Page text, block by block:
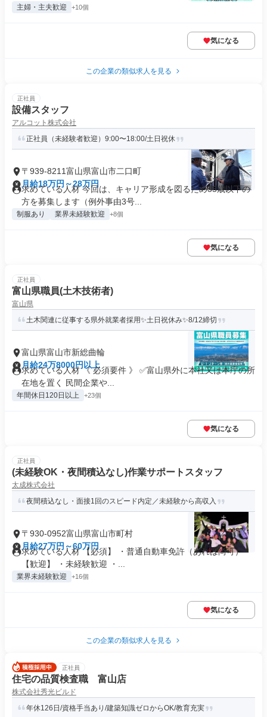
主婦・主夫歓迎 +10個
気になる
この企業の類似求人を見る
正社員
設備スタッフ
アルコット株式会社
正社員（未経験者歓迎）9:00〜18:00/土日祝休
〒939-8211富山県富山市二口町
月給18万円～28万円
求めている人材 今回は、キャリア形成を図るため35歳以下の
方を募集します（例外事由3号...
制服あり 業界未経験歓迎 +8個
気になる
正社員
富山県職員(土木技術者)
富山県
土木関連に従事する県外就業者採用✨土日祝休み✨8/12締切
富山県富山市新総曲輪
月給24万8000円以上
求めている人材 《 必須要件 》 ✅富山県外に本社又は本庁の所
在地を置く 民間企業や...
年間休日120日以上 +23個
気になる
正社員
(未経験OK・夜間積込なし)作業サポートスタッフ
太成株式会社
夜間積込なし・面接1回のスピード内定／未経験から高収入
〒930-0952富山県富山市町村
月給27万円～60万円
求めている人材 【必須】 ・普通自動車免許（あれば尚可）
【歓迎】 ・未経験歓迎 ・...
業界未経験歓迎 +16個
気になる
この企業の類似求人を見る
正社員
住宅の品質検査職 富山店
株式会社秀光ビルド
年休126日/資格手当あり/建築知識ゼロからOK/教育充実